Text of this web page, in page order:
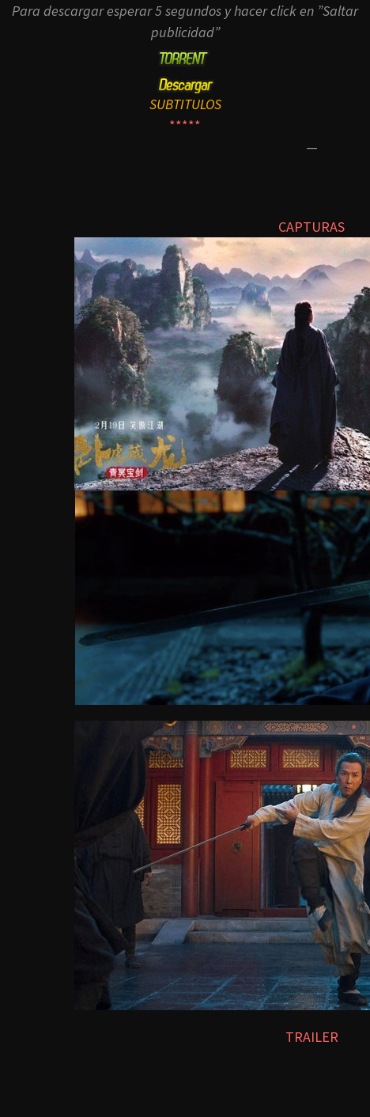
Para descargar esperar 5 segundos y hacer click en ”Saltar
publicidad”
SUBTITULOS
*****
—
CAPTURAS
TRAILER